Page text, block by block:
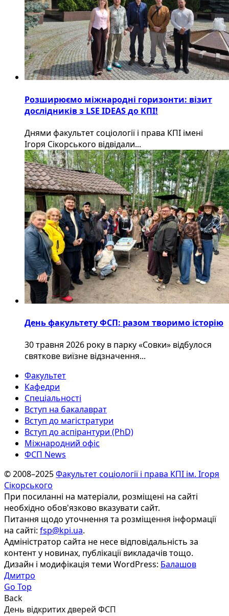
Розширюємо міжнародні горизонти: візит
дослідників з LSE IDEAS до КПІ!
Днями факультет соціології і права КПІ імені
Ігоря Сікорського відвідали...
День факультету ФСП: разом творимо історію
30 травня 2026 року в парку «Совки» відбулося
святкове виїзне відзначення...
Факультет
Кафедри
Спеціальності
Вступ на бакалаврат
Вступ до магістратури
Вступ до аспірантури (PhD)
Міжнародний офіс
ФСП News
© 2008–2025Факультет соціології і права КПІ ім. Ігоря
Сікорського
При посиланні на матеріали, розміщені на сайті
необхідно обов'язково вказувати сайт.
Питання щодо уточнення та розміщення інформації
на сайті: fsp@kpi.ua.
Адміністратор сайта не несе відповідальність за
контент у новинах, публікації викладачів тощо.
Дизайн і модифікація теми WordPress: Балашов
Дмитро
Go Top
Back
День відкритих дверей ФСП